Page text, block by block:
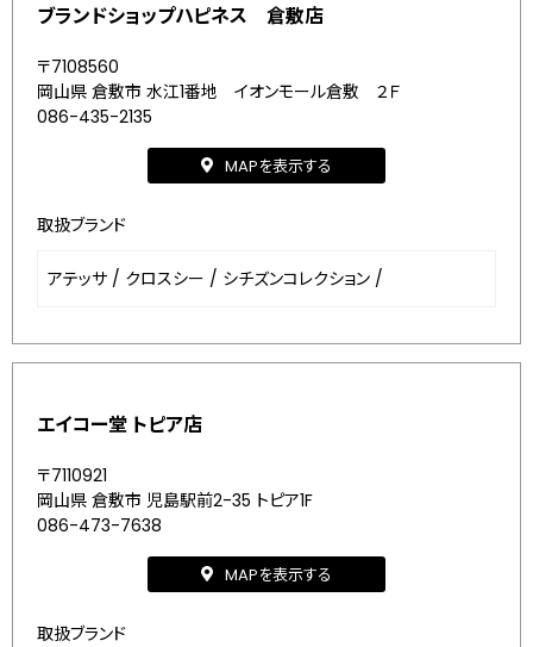
ブランドショップハピネス 倉敷店
〒7108560
岡山県 倉敷市 水江1番地 イオンモール倉敷 ２Ｆ
086-435-2135
MAPを表示する
取扱ブランド
アテッサ / クロスシー / シチズンコレクション /
エイコー堂 トピア店
〒7110921
岡山県 倉敷市 児島駅前2-35 トピア1F
086-473-7638
MAPを表示する
取扱ブランド